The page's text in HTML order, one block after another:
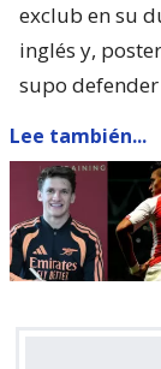
exclub en su
inglés y,
supo
Lee también...